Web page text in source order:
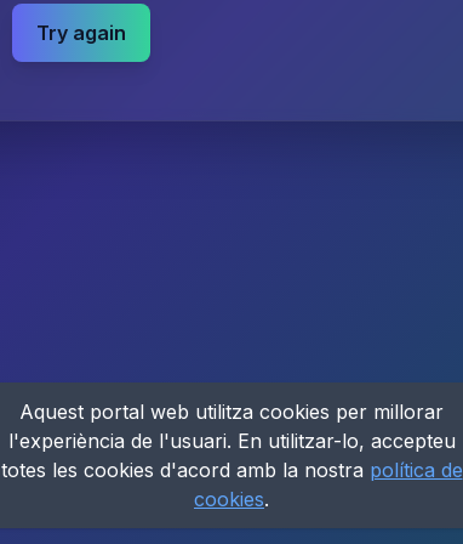
Try again
Aquest portal web utilitza cookies per millorar
l'experiència de l'usuari. En utilitzar-lo, accepteu
totes les cookies d'acord amb la nostra política de
cookies.